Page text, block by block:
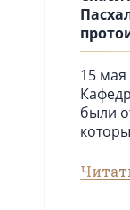
15 мая
были